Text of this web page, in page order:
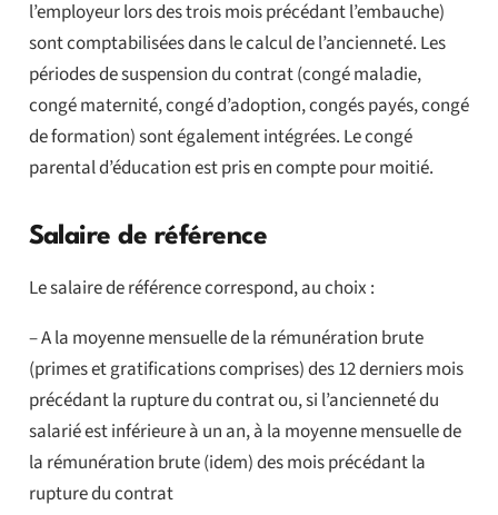
l’employeur lors des trois mois précédant l’embauche)
sont comptabilisées dans le calcul de l’ancienneté. Les
périodes de suspension du contrat (congé maladie,
congé maternité, congé d’adoption, congés payés, congé
de formation) sont également intégrées. Le congé
parental d’éducation est pris en compte pour moitié.
Salaire de référence
Le salaire de référence correspond, au choix :
– A la moyenne mensuelle de la rémunération brute
(primes et gratifications comprises) des 12 derniers mois
précédant la rupture du contrat ou, si l’ancienneté du
salarié est inférieure à un an, à la moyenne mensuelle de
la rémunération brute (idem) des mois précédant la
rupture du contrat